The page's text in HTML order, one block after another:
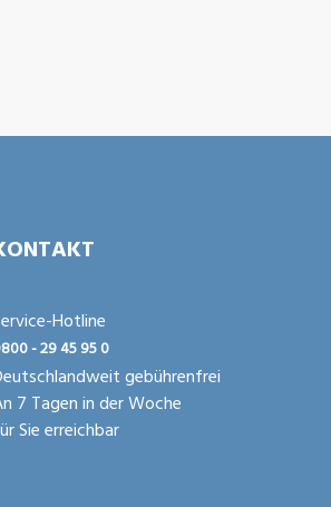
Hotline
- 29 45 95 0
gebührenfrei
7 Tagen in der Woche
Sie erreichbar